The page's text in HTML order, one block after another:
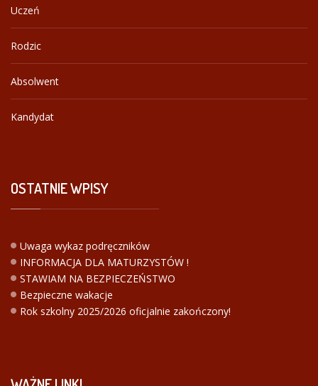
Uczeń
Rodzic
Absolwent
Kandydat
OSTATNIEWPISY
Uwaga wykaz podręczników
INFORMACJA DLA MATURZYSTÓW !
STAWIAM NA BEZPIECZEŃSTWO
Bezpieczne wakacje
Rok szkolny 2025/2026 oficjalnie zakończony!